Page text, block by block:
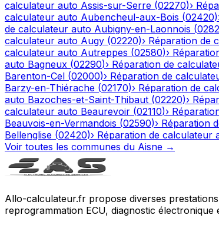
calculateur auto Assis-sur-Serre (02270)›
calculateur auto Aubencheul-aux-Bois (02420)
de calculateur auto Aubigny-en-Laonnois (
calculateur auto Augy (02220)› Réparation de
calculateur auto Autreppes (02580)›
auto Bagneux (02290)› Réparation de
Barenton-Cel (02000)› Réparation de
Barzy-en-Thiérache (02170)› Réparation de
auto Bazoches-et-Saint-Thibaut (02220)›
calculateur auto Beaurevoir (02110)›
Beauvois-en-Vermandois (02590)› Réparation
Bellenglise (02420)› Réparation de calculateur
Voir toutes les communes du Aisne →
Allo-calculateur.fr propose diverses
reprogrammation ECU, diagnostic